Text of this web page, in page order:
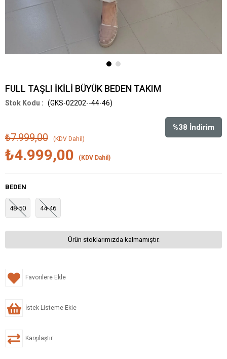
FULL TAŞLI İKİLİ BÜYÜK BEDEN TAKIM
(GKS-02202--44-46)
%38 İndirim
₺7.999,00 (KDV Dahil)
₺4.999,00 (KDV Dahil)
BEDEN
48-50 44-46
Ürün stoklarımızda kalmamıştır.
Favorilere Ekle
İstek Listeme Ekle
Karşılaştır